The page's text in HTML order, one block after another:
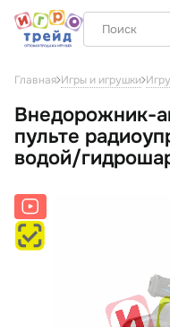
Главная Игры и игрушки
Внедорожник-
пульте
водой/